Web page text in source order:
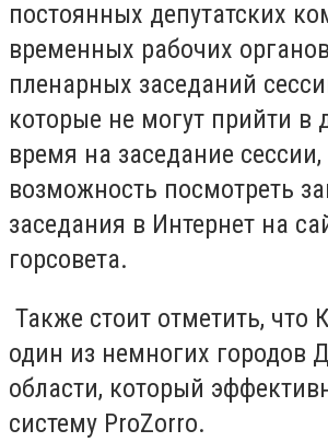
постоянных депутатских
временных рабочих
пленарных заседаний
которые не могут прийти в
время на заседание сессии,
возможность посмотреть
заседания в Интернет на
горсовета.
Также стоит отметить, что
один из немногих городов
области, который
систему ProZorro.